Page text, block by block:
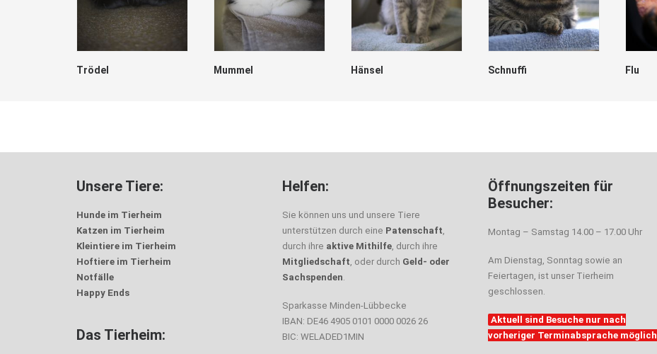
Trödel Mummel Hänsel Schnuffi Flu
Unsere Tiere:
Hunde im Tierheim
Katzen im Tierheim
Kleintiere im Tierheim
Hoftiere im Tierheim
Notfälle
Happy Ends
Das Tierheim:
Helfen:
Sie können uns und unsere Tiere
unterstützen durch eine Patenschaft,
durch ihre aktive Mithilfe, durch ihre
Mitgliedschaft, oder durch Geld- oder
Sachspenden.
Sparkasse Minden-Lübbecke
IBAN: DE46 4905 0101 0000 0026 26
BIC: WELADED1MIN
Öffnungszeiten für
Besucher:
Montag – Samstag 14.00 – 17.00 Uhr
Am Dienstag, Sonntag sowie an
Feiertagen, ist unser Tierheim
geschlossen.
Aktuell sind Besuche nur nach
vorheriger Terminabsprache möglich